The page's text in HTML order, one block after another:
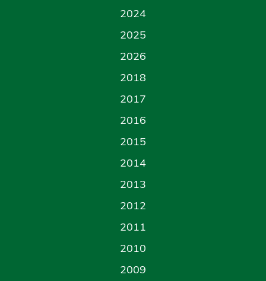
2024
2025
2026
2018
2017
2016
2015
2014
2013
2012
2011
2010
2009